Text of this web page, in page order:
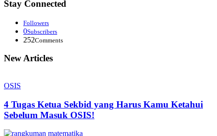
Stay Connected
Followers
0Subscribers
252Comments
New Articles
OSIS
4 Tugas Ketua Sekbid yang Harus Kamu Ketahui
Sebelum Masuk OSIS!